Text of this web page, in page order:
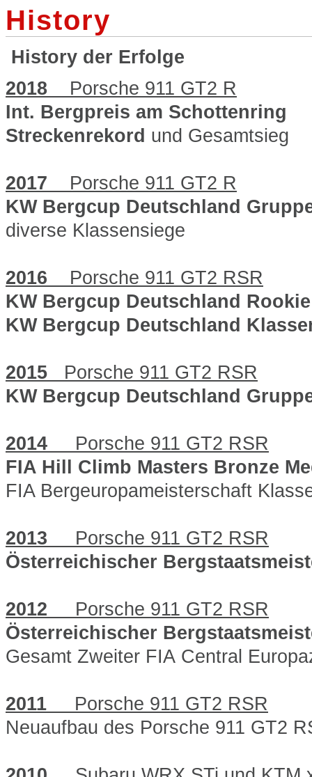
History
History der Erfolge
2018 Porsche 911 GT2 R
Int. Bergpreis am Schottenring
Streckenrekord und Gesamtsieg
2017 Porsche 911 GT2 R
KW Bergcup Deutschland
diverse Klassensiege
2016 Porsche 911 GT2 RSR
KW Bergcup Deutschland
KW Bergcup Deutschland
2015
Porsche 911 GT2 RSR
KW Bergcup Deutschland
2014 Porsche 911 GT2 RSR
FIA Hill Climb Masters Bronze
FIA Bergeuropameisterschaft
2013 Porsche 911 GT2 RSR
Österreichischer
2012 Porsche 911 GT2 RSR
Österreichischer
Gesamt Zweiter FIA Central
2011 Porsche 911 GT2 RSR
Neuaufbau des Porsche 911 GT2